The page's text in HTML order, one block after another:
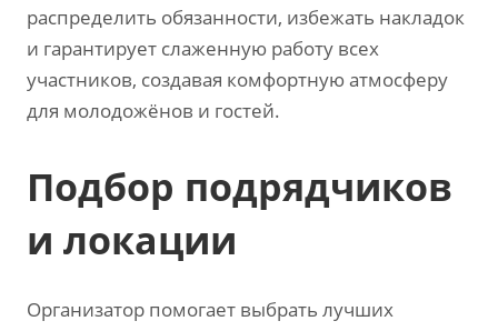
распределить обязанности‚ избежать накладок
и гарантирует слаженную работу всех
участников‚ создавая комфортную атмосферу
для молодожёнов и гостей.
Подбор подрядчиков
и локации
Организатор помогает выбрать лучших